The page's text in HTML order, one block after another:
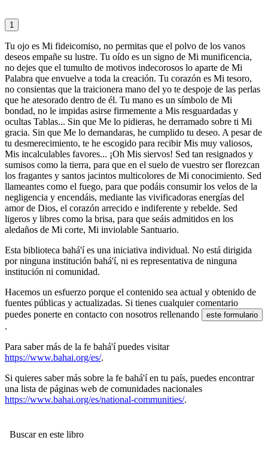
1
Tu ojo es Mi fideicomiso, no permitas que el polvo de los vanos
deseos empañe su lustre. Tu oído es un signo de Mi munificencia,
no dejes que el tumulto de motivos indecorosos lo aparte de Mi
Palabra que envuelve a toda la creación. Tu corazón es Mi tesoro,
no consientas que la traicionera mano del yo te despoje de las perlas
que he atesorado dentro de él. Tu mano es un símbolo de Mi
bondad, no le impidas asirse firmemente a Mis resguardadas y
ocultas Tablas... Sin que Me lo pidieras, he derramado sobre ti Mi
gracia. Sin que Me lo demandaras, he cumplido tu deseo. A pesar de
tu desmerecimiento, te he escogido para recibir Mis muy valiosos,
Mis incalculables favores... ¡Oh Mis siervos! Sed tan resignados y
sumisos como la tierra, para que en el suelo de vuestro ser florezcan
los fragantes y santos jacintos multicolores de Mi conocimiento. Sed
llameantes como el fuego, para que podáis consumir los velos de la
negligencia y encendáis, mediante las vivificadoras energías del
amor de Dios, el corazón arrecido e indiferente y rebelde. Sed
ligeros y libres como la brisa, para que seáis admitidos en los
aledaños de Mi corte, Mi inviolable Santuario.
Esta biblioteca bahá'í es una iniciativa individual. No está dirigida
por ninguna institución bahá'í, ni es representativa de ninguna
institución ni comunidad.
Hacemos un esfuerzo porque el contenido sea actual y obtenido de
fuentes públicas y actualizadas. Si tienes cualquier comentario
puedes ponerte en contacto con nosotros rellenando
este formulario
.
Para saber más de la fe bahá'í puedes visitar
https://www.bahai.org/es/.
Si quieres saber más sobre la fe bahá'í en tu país, puedes encontrar
una lista de páginas web de comunidades nacionales
https://www.bahai.org/es/national-communities/.
Buscar en este libro